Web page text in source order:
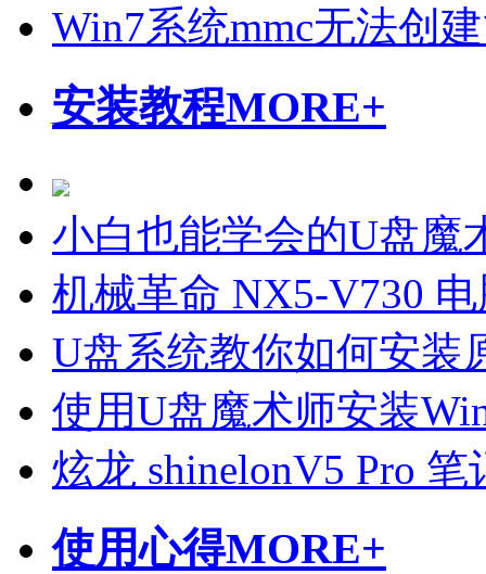
Win7系统mmc无法创
安装教程MORE+
小白也能学会的U盘魔
机械革命 NX5-V730
U盘系统教你如何安装
使用U盘魔术师安装
炫龙 shinelonV5 Pro
使用心得MORE+